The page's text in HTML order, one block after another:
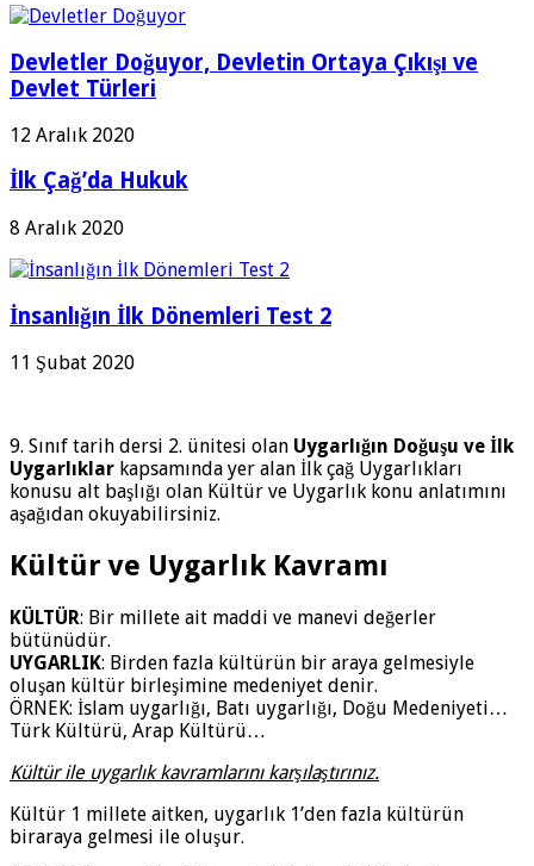
Devletler Doğuyor, Devletin Ortaya Çıkışı ve
Devlet Türleri
12 Aralık 2020
İlk Çağ’da Hukuk
8 Aralık 2020
İnsanlığın İlk Dönemleri Test 2
11 Şubat 2020
9. Sınıf tarih dersi 2. ünitesi olan Uygarlığın Doğuşu ve İlk
Uygarlıklar kapsamında yer alan İlk çağ Uygarlıkları
konusu alt başlığı olan Kültür ve Uygarlık konu anlatımını
aşağıdan okuyabilirsiniz.
Kültür ve Uygarlık Kavramı
KÜLTÜR: Bir millete ait maddi ve manevi değerler
bütünüdür.
UYGARLIK: Birden fazla kültürün bir araya gelmesiyle
oluşan kültür birleşimine medeniyet denir.
ÖRNEK: İslam uygarlığı, Batı uygarlığı, Doğu Medeniyeti…
Türk Kültürü, Arap Kültürü…
Kültür ile uygarlık kavramlarını karşılaştırınız.
Kültür 1 millete aitken, uygarlık 1’den fazla kültürün
biraraya gelmesi ile oluşur.